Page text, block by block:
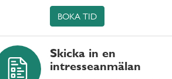
BOKA TID
Skicka in en
intresseanmälan